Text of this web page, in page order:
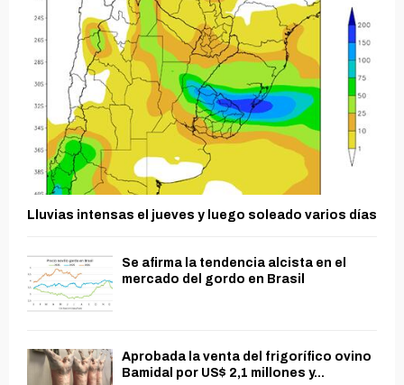
Lluvias intensas el jueves y luego soleado varios días
Se afirma la tendencia alcista en el
mercado del gordo en Brasil
Aprobada la venta del frigorífico ovino
Bamidal por US$ 2,1 millones y...